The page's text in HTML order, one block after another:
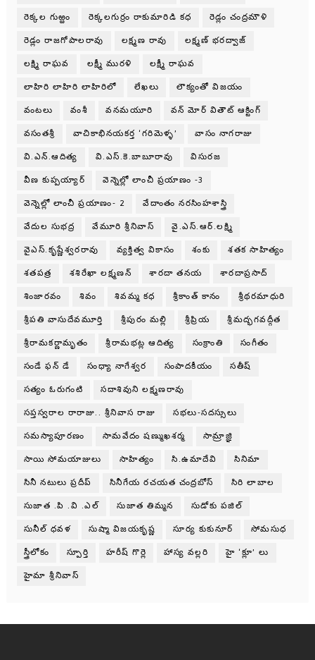
రెక్కల గుఱ్ఱం రెక్కలగుర్రం రాకుమారిడి కధ రెడ్లం చంద్రమౌళి
రెడ్లం రాజగోపాలరావు లక్ష్మణ రావు లక్ష్మణ్ భరద్వాజ్
లక్ష్మి రాఘవ లక్ష్మీ మురళి లక్ష్మీ రాఘవ
లాహిరి లాహిరి లాహిరిలో లేఖలు లౌక్యంతో విజయం
వంటలు వంశీ వనమయూరి వన్ మోర్ వితౌట్ ఆక్టింగ్
వసంతశ్రీ వాచికాభినయకర్త ‘గరిమెళ్ళ’ వాసం నాగరాజు
వి.ఎన్.ఆదిత్య వి.ఎస్.కె.బాబూరావు విసురజ
వీణ కుప్పయ్యార్ వెన్నెల్లో లాంచీ ప్రయాణం -3
వెన్నెల్లో లాంచీ ప్రయాణం- 2 వేదాంతం నరసింహశాస్త్రి
వేదుల సుభద్ర వేమూరి శ్రీనివాస్ వై.ఎస్.ఆర్.లక్ష్మి
వైఎస్.కృష్ణేశ్వరరావు వ్యక్తిత్వ వికాసం శంకు శతక సాహిత్యం
శతపత్ర శశిరేఖా లక్ష్మణన్ శారదా తనయ శారదాప్రసాద్
శింజారవం శివం శివమ్మ కధ శ్రీకాంత్ కానం శ్రీథరమాధురి
శ్రీపతి వాసుదేవమూర్తి శ్రీపురం మల్లి శ్రీప్రియ శ్రీమద్భగవద్గీత
శ్రీరామకర్ణామృతం శ్రీరామభట్ల ఆదిత్య సంక్రాంతి సంగీతం
సండే ఫన్ డే సంధ్యా నాగేశ్వర సంపాదకీయం సతీష్
సత్యం ఓరుగంటి సదాశివుని లక్ష్మణరావు
సప్తస్వరాల రారాజు.. శ్రీనివాస రాజు సభలు-సదస్సులు
సమస్యాపూరణం సామవేదం షణ్ముఖశర్మ సామ్రాజ్ఞి
సాయి సోమయాజులు సాహిత్యం సి.ఉమాదేవి సినిమా
సినీ నటులు ప్రదీప్ సినీగేయ రచయత చంద్రబోస్ సిరి లాబాల
సుజాత .పి .వి .ఎల్ సుజాత తిమ్మన సుడోకు పజిల్
సునీల్ ధవళ సుష్మా విజయకృష్ణ సూర్య కుకునూర్ సోమసుధ
స్త్రీలోకం స్పూర్తి హరీష్ గొర్లె హాస్య వల్లరి హై ‘క్లూ’ లు
హైమా శ్రీనివాస్